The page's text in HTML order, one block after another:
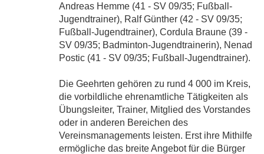
Andreas Hemme (41 - SV 09/35; Fußball-
Jugendtrainer), Ralf Günther (42 - SV 09/35;
Fußball-Jugendtrainer), Cordula Braune (39 -
SV 09/35; Badminton-Jugendtrainerin), Nenad
Postic (41 - SV 09/35; Fußball-Jugendtrainer).
Die Geehrten gehören zu rund 4 000 im Kreis,
die vorbildliche ehrenamtliche Tätigkeiten als
Übungsleiter, Trainer, Mitglied des Vorstandes
oder in anderen Bereichen des
Vereinsmanagements leisten. Erst ihre Mithilfe
ermögliche das breite Angebot für die Bürger